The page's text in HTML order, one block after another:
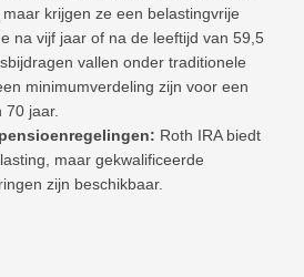
krijgen ze een belastingvrije
na vijf jaar of na de leeftijd van 59,5
vallen onder traditionele
minimumverdeling zijn voor een
jaar.
Roth IRA biedt
maar gekwalificeerde
zijn beschikbaar.